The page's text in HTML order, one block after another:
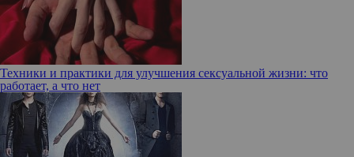
Техники и практики для улучшения сексуальной жизни: что
работает, а что нет